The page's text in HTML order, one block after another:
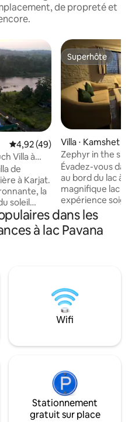
de propreté et
Évaluation moyenne sur la
4,92 (49)
Villa à
de
à Karjat.
la
soleil
belle
d'une
vos
et
!
Superhôte
Superhôte
Villa ⋅ Kamshet
Zephyr in the sky
Évadez-vous
au bord du lac à
magnifique lac
expérience
loin de l'agitation
charmants
lampes
et de créer de
du lac paisible.
escapade :
profitez de la
wifi haut débit
dans les
à lac Pavana
Wifi
Stationnement
gratuit sur place